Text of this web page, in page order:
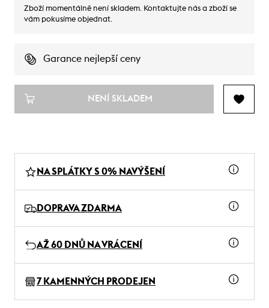
Zboží momentálně není skladem. Kontaktujte nás a zboží se
vám pokusíme objednat.
Garance nejlepší ceny
NENÍ SKLADEM
NA SPLÁTKY S 0% NAVÝŠENÍ
DOPRAVA ZDARMA
AŽ 60 DNŮ NA VRÁCENÍ
7 KAMENNÝCH PRODEJEN